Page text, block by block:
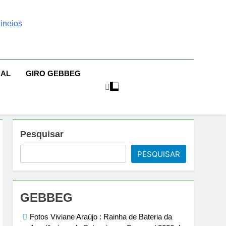
Sexo | Casas De
Fotográficos
Brasileiras Sensual
GIRO GEBBEG
Pesquisar
PESQUISAR
GEBBEG
Fotos Viviane Araújo : Rainha de Bateria da